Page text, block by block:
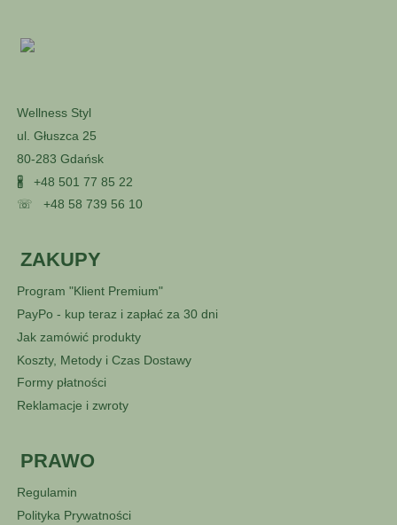
Wellness Styl
ul. Głuszca 25
80-283 Gdańsk
🖁 +48 501 77 85 22
☏ +48 58 739 56 10
ZAKUPY
Program "Klient Premium"
PayPo - kup teraz i zapłać za 30 dni
Jak zamówić produkty
Koszty, Metody i Czas Dostawy
Formy płatności
Reklamacje i zwroty
PRAWO
Regulamin
Polityka Prywatności